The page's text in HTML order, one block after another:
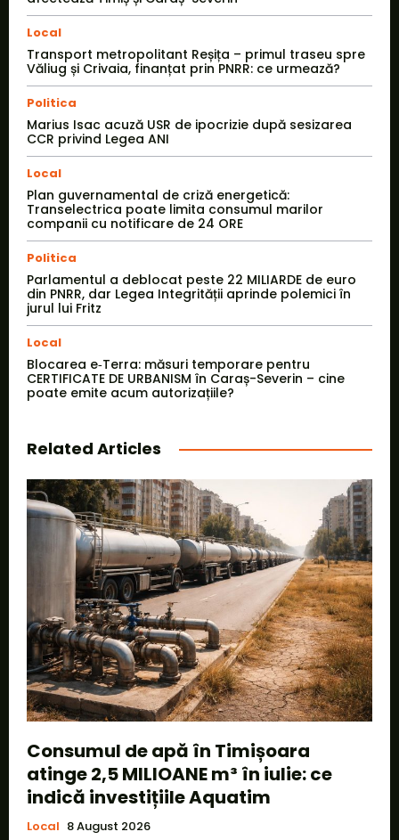
Local
Transport metropolitant Reșița – primul traseu spre
Văliug și Crivaia, finanțat prin PNRR: ce urmează?
Politica
Marius Isac acuză USR de ipocrizie după sesizarea
CCR privind Legea ANI
Local
Plan guvernamental de criză energetică:
Transelectrica poate limita consumul marilor
companii cu notificare de 24 ORE
Politica
Parlamentul a deblocat peste 22 MILIARDE de euro
din PNRR, dar Legea Integrității aprinde polemici în
jurul lui Fritz
Local
Blocarea e‑Terra: măsuri temporare pentru
CERTIFICATE DE URBANISM în Caraș-Severin – cine
poate emite acum autorizațiile?
Related Articles
Consumul de apă în Timișoara
atinge 2,5 MILIOANE m³ în iulie: ce
indică investițiile Aquatim
Local 8 August 2026